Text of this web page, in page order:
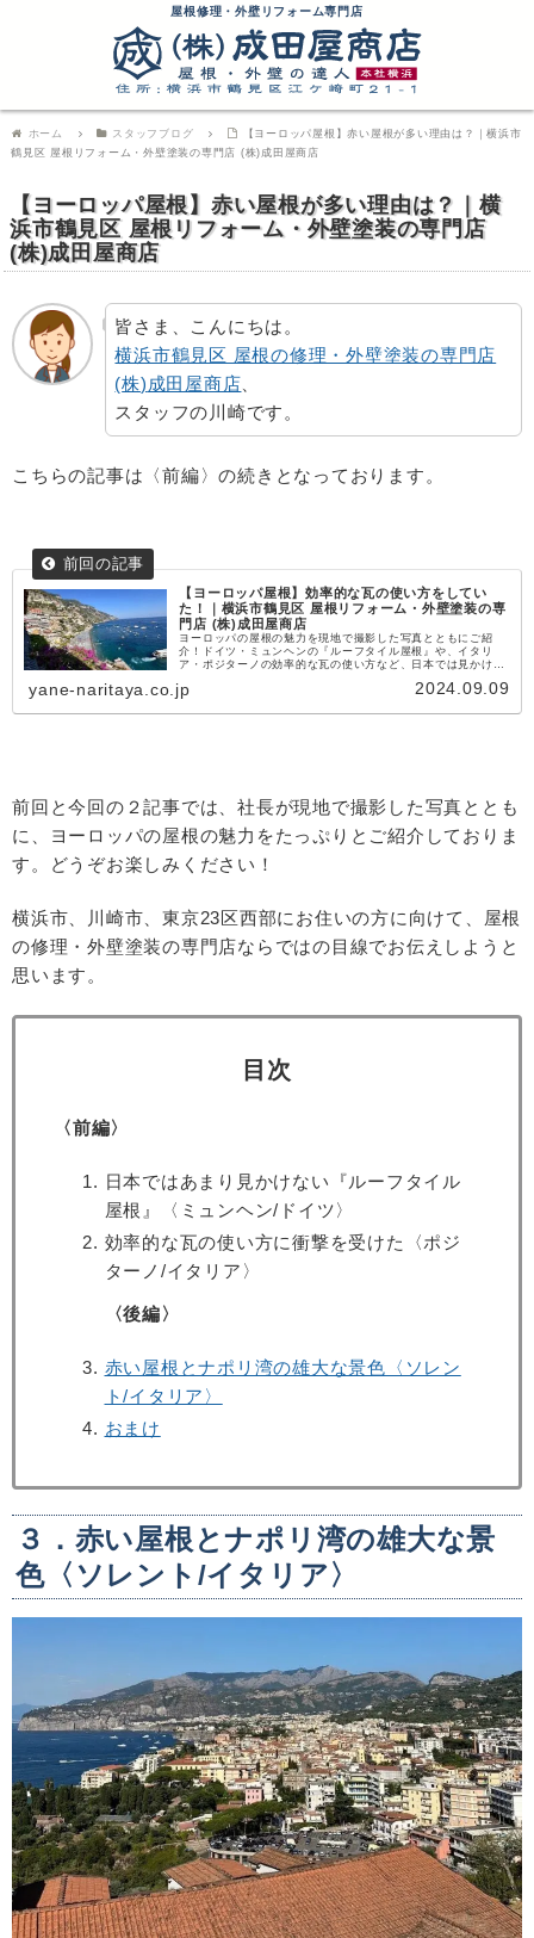
屋根修理・外壁リフォーム専門店
ホーム スタッフブログ
【ヨーロッパ屋根】赤い屋根が多い理由は？｜横浜市
鶴見区 屋根リフォーム・外壁塗装の専門店 (株)成田屋商店
【ヨーロッパ屋根】赤い屋根が多い理由は？｜横
浜市鶴見区 屋根リフォーム・外壁塗装の専門店
(株)成田屋商店
皆さま、こんにちは。
横浜市鶴見区 屋根の修理・外壁塗装の専門店
(株) 成田屋商店
スタッフの川崎です。
こちらの記事は〈前編〉の続きとなっております。
【ヨーロッパ屋根】効率的な瓦の使い方をしてい
た！｜横浜市鶴見区 屋根リフォーム・外壁塗装の専
門店 (株)成田屋商店
ヨーロッパの屋根の魅力を現地で撮影した写真とともにご紹
介！ドイツ・ミュンヘンの『ルーフタイル屋根』や、イタリ
ア・ポジターノの効率的な瓦の使い方など、日本では見かけな
修理・外壁塗装専門店、成田屋商店ならではの視点でお届けし
yane-naritaya.co.jp 2024.09.09
前回と今回の２記事では、社長が現地で撮影した写真ととも
に、ヨーロッパの屋根の魅力をたっぷりとご紹介しておりま
す。どうぞお楽しみください！
横浜市、川崎市、東京23区西部にお住いの方に向けて、屋根
の修理・外壁塗装の専門店ならではの目線でお伝えしようと
思います。
目次
〈前編〉
日本ではあまり見かけない『ルーフタイル
屋根』〈ミュンヘン/ドイツ〉
効率的な瓦の使い方に衝撃を受けた〈ポジ
ターノ/イタリア〉
〈後編〉
赤い屋根とナポリ湾の雄大な景色〈ソレン
ト/イタリア〉
おまけ
３．赤い屋根とナポリ湾の雄大な景
色〈ソレント /イタリア〉